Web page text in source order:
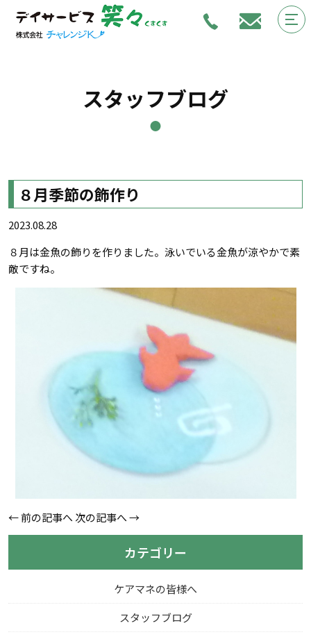
スタッフブログ
８月季節の飾作り
2023.08.28
８月は金魚の飾りを作りました。泳いでいる金魚が涼やかで素
敵ですね。
←前の記事へ 次の記事へ→
カテゴリー
ケアマネの皆様へ
スタッフブログ